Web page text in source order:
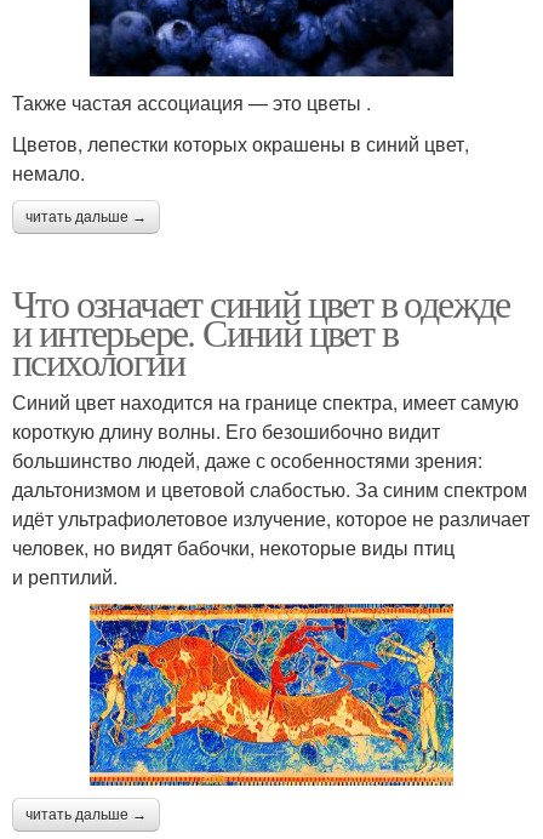
Также частая ассоциация — это цветы .
Цветов, лепестки которых окрашены в синий цвет,
немало.
читать дальше →
Что означает синий цвет в одежде
и интерьере. Синий цвет в
психологии
Синий цвет находится на границе спектра, имеет самую
короткую длину волны. Его безошибочно видит
большинство людей, даже с особенностями зрения:
дальтонизмом и цветовой слабостью. За синим спектром
идёт ультрафиолетовое излучение, которое не различает
человек, но видят бабочки, некоторые виды птиц
и рептилий.
читать дальше →